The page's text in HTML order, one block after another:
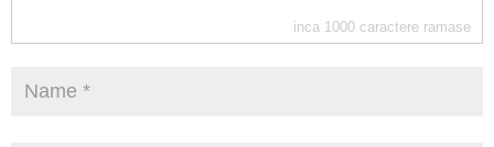
inca 1000 caractere ramase